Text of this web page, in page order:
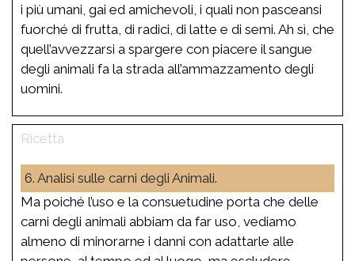
i più umani, gai ed amichevoli, i quali non pasceansi
fuorché di frutta, di radici, di latte e di semi. Ah sì, che
quell’avvezzarsi a spargere con piacere il sangue
degli animali fa la strada all’ammazzamento degli
uomini.
6. Analisi sulle carni degli Animali.
Ma poiché l’uso e la consuetudine porta che delle
carni degli animali abbiam da far uso, vediamo
almeno di minorarne i danni con adattarle alle